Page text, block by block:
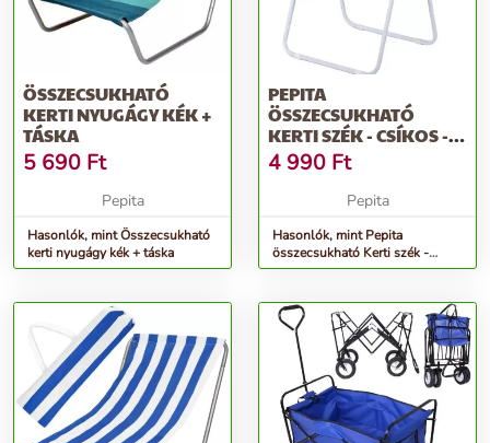
ÖSSZECSUKHATÓ
KERTI NYUGÁGY KÉK +
TÁSKA
5 690 Ft
Pepita
Hasonlók, mint Összecsukható
kerti nyugágy kék + táska
PEPITA
ÖSSZECSUKHATÓ
KERTI SZÉK - CSÍKOS -
KÉK-FEHÉR
4 990 Ft
Pepita
Hasonlók, mint Pepita
összecsukható Kerti szék -
Csíkos - kék-fehér